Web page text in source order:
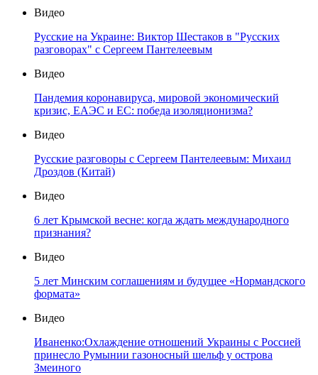
Видео
Русские на Украине: Виктор Шестаков в "Русских
разговорах" с Сергеем Пантелеевым
Видео
Пандемия коронавируса, мировой экономический
кризис, ЕАЭС и ЕС: победа изоляционизма?
Видео
Русские разговоры с Сергеем Пантелеевым: Михаил
Дроздов (Китай)
Видео
6 лет Крымской весне: когда ждать международного
признания?
Видео
5 лет Минским соглашениям и будущее «Нормандского
формата»
Видео
Иваненко:Охлаждение отношений Украины с Россией
принесло Румынии газоносный шельф у острова
Змеиного